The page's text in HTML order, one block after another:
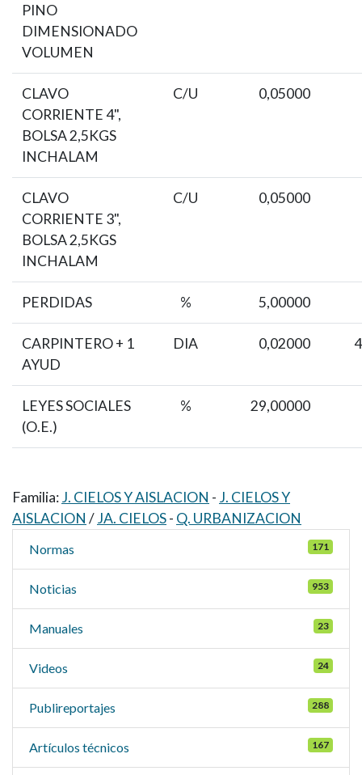
PINO
DIMENSIONADO
VOLUMEN
CLAVO
CORRIENTE 4",
BOLSA 2,5KGS
INCHALAM
C/U 0,05000
CLAVO
CORRIENTE 3",
BOLSA 2,5KGS
INCHALAM
C/U 0,05000
PERDIDAS % 5,00000
CARPINTERO + 1
AYUD
DIA 0,02000
LEYES SOCIALES
(O.E.)
% 29,00000
Familia:J. CIELOS Y AISLACION - J. CIELOS Y
AISLACION /JA. CIELOS- Q. URBANIZACION
Normas 171
Noticias 953
Manuales 23
Videos 24
Publireportajes 288
Artículos técnicos 167